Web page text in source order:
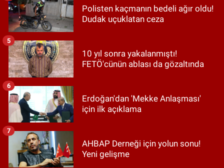
Polisten kaçmanın bedeli ağır oldu!
Dudak uçuklatan ceza
10 yıl sonra yakalanmıştı!
FETÖ'cünün ablası da gözaltında
5
Erdoğan'dan 'Mekke Anlaşması'
için ilk açıklama
6
AHBAP Derneği için yolun sonu!
Yeni gelişme
7